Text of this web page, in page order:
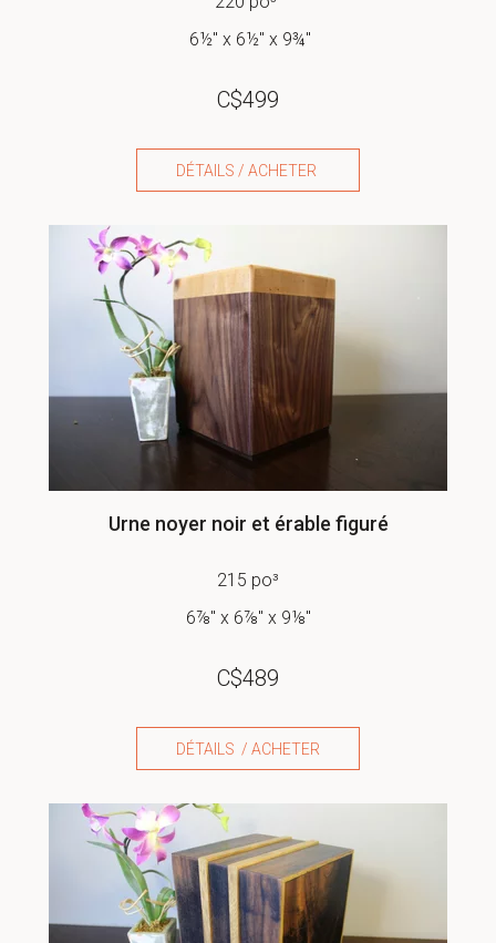
6½" x 6½" x 9¾"
C$499
DÉTAILS / ACHETER
Urne noyer noir et érable figuré
215 po³
6⅞" x 6⅞" x 9⅛"
C$489
DÉTAILS / ACHETER